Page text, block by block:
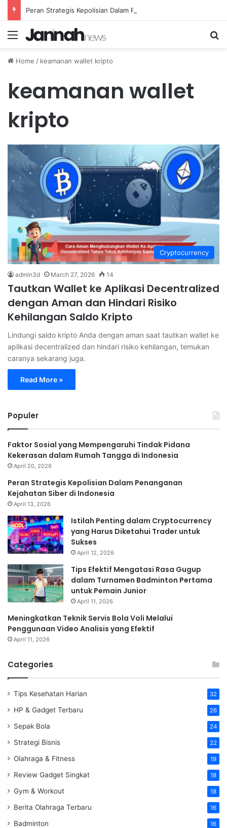
Menu
Home / keamanan wallet kripto
keamanan wallet
kripto
Cryptocurrency
admin3d March 27, 2026 14
Tautkan Wallet ke Aplikasi Decentralized
dengan Aman dan Hindari Risiko
Kehilangan Saldo Kripto
Lindungi saldo kripto Anda dengan aman saat tautkan wallet ke
aplikasi decentralized dan hindari risiko kehilangan, temukan
caranya sekarang juga.
Read More »
Populer
Faktor Sosial yang Mempengaruhi Tindak Pidana
Kekerasan dalam Rumah Tangga di Indonesia
April 20, 2026
Peran Strategis Kepolisian Dalam Penanganan
Kejahatan Siber di Indonesia
April 13, 2026
Istilah Penting dalam Cryptocurrency
yang Harus Diketahui Trader untuk
Sukses
April 12, 2026
Tips Efektif Mengatasi Rasa Gugup
dalam Turnamen Badminton Pertama
untuk Pemain Junior
April 11, 2026
Meningkatkan Teknik Servis Bola Voli Melalui
Penggunaan Video Analisis yang Efektif
April 11, 2026
Categories
Tips Kesehatan Harian 32
HP & Gadget Terbaru 26
Sepak Bola 24
Strategi Bisnis 22
Olahraga & Fitness 19
Review Gadget Singkat 18
Gym & Workout 18
Berita Olahraga Terbaru 16
Badminton 16